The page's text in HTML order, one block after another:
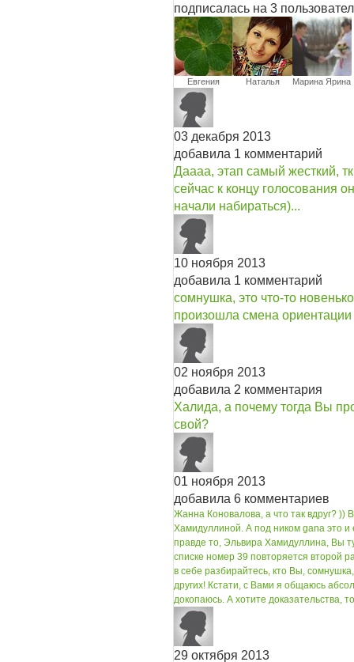
подписалась на 3
Евгения Наталья Марина Ярина
03 декабря 2013
добавила 1 комментарий
Даааа, этап самый жесткий,
сейчас к концу голосования
начали набираться)...
10 ноября 2013
добавила 1 комментарий
сомнушка, это что-то
произошла смена ориентации
02 ноября 2013
добавила 2 комментария
Халида, а почему тогда Вы
свой?
01 ноября 2013
добавила 6 комментариев
Жанна Коновалова, а что так вдруг?
Хамидуллиной. А под ником gana это
правде то, Эльвира Хамидуллина, Вы
списке номер 39 повторяется второй
в себе разбирайтесь, кто Вы,
других! Кстати, с Вами я общаюсь
докопаюсь. А хотите доказательства,
29 октября 2013